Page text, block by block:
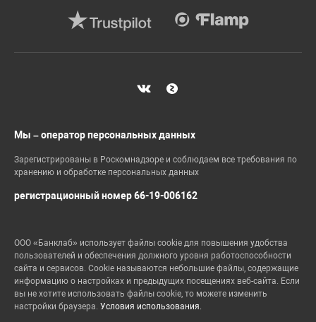
Мы – оператор персональных данных
Зарегистрированы в Роскомнадзоре и соблюдаем все требования по
хранению и обработке персональных данных
регистрационный номер 66-19-006162
ООО «Банклаб» использует файлы cookie для повышения удобства
пользователей и обеспечения должного уровня работоспособности
сайта и сервисов. Cookie называются небольшие файлы, содержащие
информацию о настройках и предыдущих посещениях веб-сайта. Если
вы не хотите использовать файлы cookie, то можете изменить
настройки браузера. Условия использования.